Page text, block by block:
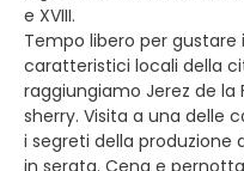
e XVIII.
Tempo libero per
caratteristici locali della
raggiungiamo Jerez de la
sherry. Visita a una delle
i segreti della produzione
in serata. Cena e